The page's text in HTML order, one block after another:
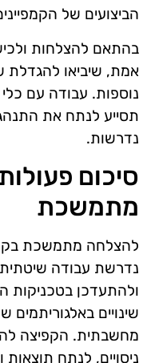
הביצועים של
בהתאם להצלחות
אמת, שיביאו להגדלת
נוספות. עבודה עם
תסייע לנתח את
נדרשות.
סיכום
מתמשכת
להצלחה מתמשכת
נדרשת עבודה
ולהתעדכן
שינויים באלגוריתמים
מחשבתית. הקפיצה
ניסויים, לנתח